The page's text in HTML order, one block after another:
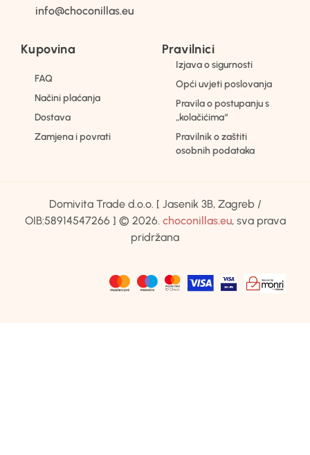
info@choconillas.eu
Kupovina
FAQ
Načini plaćanja
Dostava
Zamjena i povrati
Pravilnici
Izjava o sigurnosti
Opći uvjeti poslovanja
Pravila o postupanju s
„kolačićima“
Pravilnik o zaštiti
osobnih podataka
Domivita Trade d.o.o. [ Jasenik 3B, Zagreb /
OIB:58914547266 ] © 2026. choconillas.eu, sva prava
pridržana